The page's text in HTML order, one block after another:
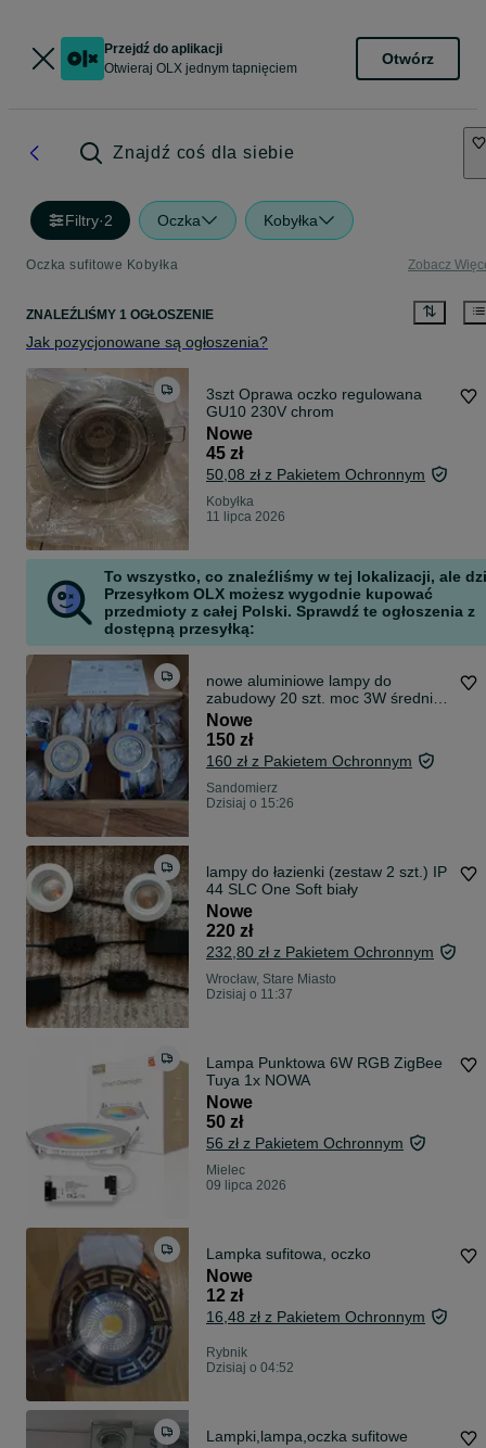
Przejdź do aplikacji
Otwieraj OLX jednym tapnięciem
Otwórz
Znajdź coś dla siebie
Filtry·2 Oczka Kobyłka
Oczka sufitowe Kobyłka Zobacz
ZNALEŹLIŚMY 1 OGŁOSZENIE
Jak pozycjonowane są ogłoszenia?
3szt Oprawa oczko regulowana
GU10 230V chrom
Nowe
45 zł
50,08 zł z Pakietem Ochronnym
Kobyłka
11 lipca 2026
To wszystko, co znaleźliśmy w tej lokalizacji, ale
Przesyłkom OLX możesz wygodnie kupować
przedmioty z całej Polski. Sprawdź te ogłoszenia z
dostępną przesyłką:
nowe aluminiowe lampy do
zabudowy 20 szt. moc 3W średnica
zew 8,5 mm, wew 6,5 mm
Nowe
150 zł
160 zł z Pakietem Ochronnym
Sandomierz
Dzisiaj o 15:26
lampy do łazienki (zestaw 2 szt.) IP
44 SLC One Soft biały
Nowe
220 zł
232,80 zł z Pakietem Ochronnym
Wrocław, Stare Miasto
Dzisiaj o 11:37
Lampa Punktowa 6W RGB ZigBee
Tuya 1x NOWA
Nowe
50 zł
56 zł z Pakietem Ochronnym
Mielec
09 lipca 2026
Lampka sufitowa, oczko
Nowe
12 zł
16,48 zł z Pakietem Ochronnym
Rybnik
Dzisiaj o 04:52
Lampki,lampa,oczka sufitowe